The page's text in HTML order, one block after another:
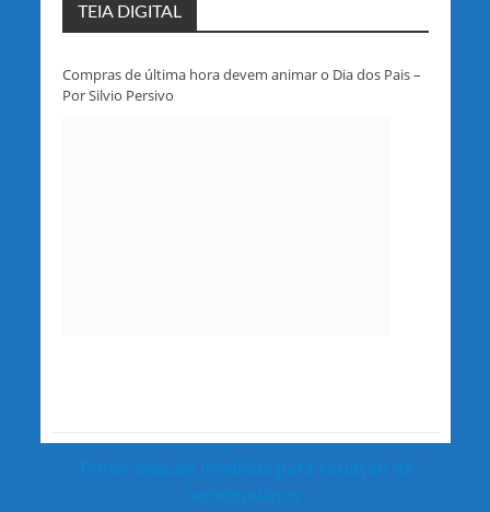
TEIA DIGITAL
Compras de última hora devem animar o Dia dos Pais –
Por Silvio Persivo
Temer discute medidas para situação de
venezuelanos